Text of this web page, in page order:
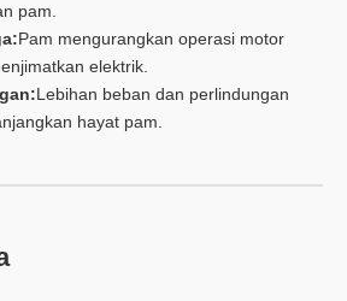
pam.
Pam mengurangkan operasi motor
elektrik.
Lebihan beban dan perlindungan
hayat pam.